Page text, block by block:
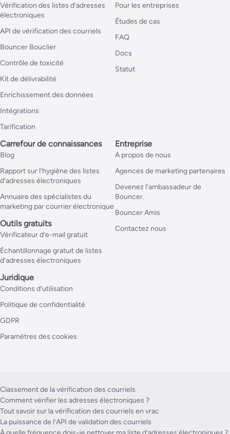
Vérification des listes d’adresses
électroniques
API de vérification des courriels
Bouncer Bouclier
Contrôle de toxicité
Kit de délivrabilité
Enrichissement des données
Intégrations
Tarification
Pour les entreprises
Études de cas
FAQ
Docs
Statut
Carrefour de connaissances
Blog
Rapport sur l’hygiène des listes
d’adresses électroniques
Annuaire des spécialistes du
marketing par courrier électronique
Outils gratuits
Vérificateur d’e-mail gratuit
Échantillonnage gratuit de listes
d’adresses électroniques
Entreprise
A propos de nous
Agences de marketing partenaires
Devenez l’ambassadeur de
Bouncer.
Bouncer Amis
Contactez nous
Juridique
Conditions d’utilisation
Politique de confidentialité
GDPR
Paramètres des cookies
Classement de la vérification des courriels
Comment vérifier les adresses électroniques ?
Tout savoir sur la vérification des courriels en vrac
La puissance de l’API de validation des courriels